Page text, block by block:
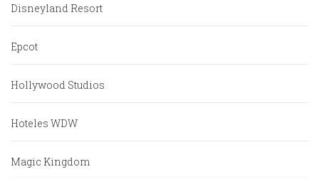
Disneyland Resort
Epcot
Hollywood Studios
Hoteles WDW
Magic Kingdom